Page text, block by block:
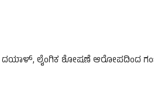
ಲೈಂಗಿಕ ಶೋಷಣೆ ಆರೋಪದಿಂದ